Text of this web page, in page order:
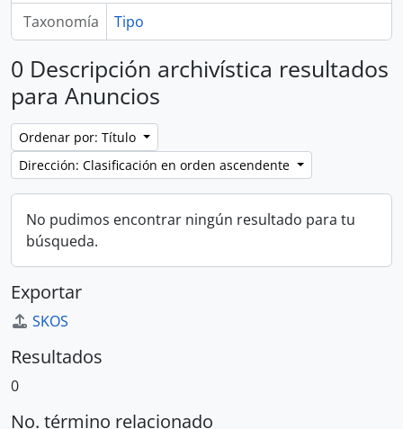
Taxonomía Tipo
0 Descripción archivística resultados
para Anuncios
Ordenar por: Título
Dirección: Clasificación en orden ascendente
No pudimos encontrar ningún resultado para tu
búsqueda.
Exportar
SKOS
Resultados
0
No. término relacionado